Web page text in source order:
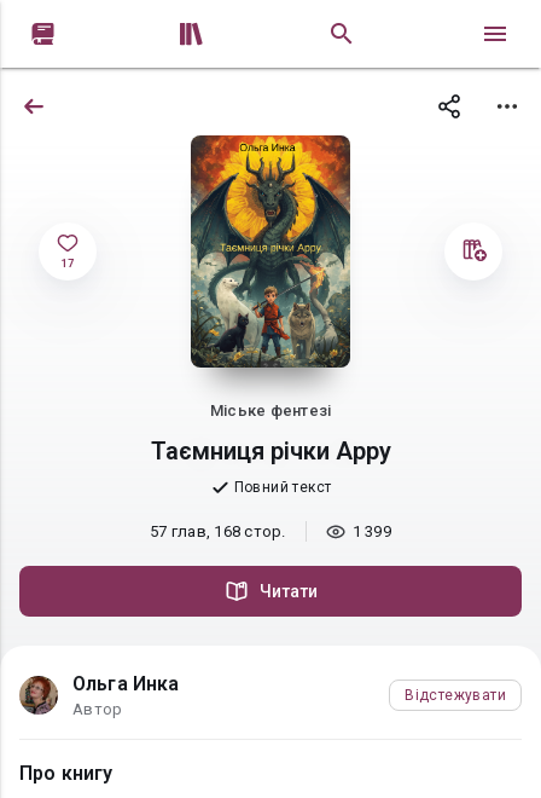
 
17
Міське фентезі
Таємниця річки Арру
Повний текст
57 глав, 168 стор. 1 399
Читати
Ольга Инка
Автор
Відстежувати
Про книгу